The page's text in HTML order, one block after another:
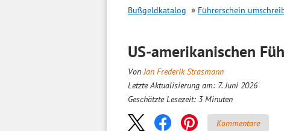
Bußgeldkatalog Führerschein
US-amerikanischen
VonJan Frederik Strasmann
Letzte Aktualisierung am: 7. Juni 2026
Geschätzte Lesezeit: 3 Minuten
Kommentare